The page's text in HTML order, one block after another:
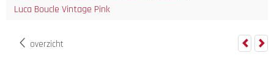
Luca Boucle Vintage Pink
overzicht